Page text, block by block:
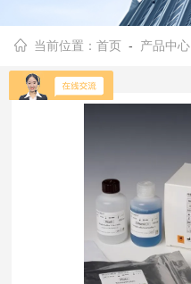
当前位置：首页 - 产品中心